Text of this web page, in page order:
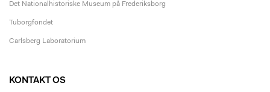
Det Nationalhistoriske Museum på Frederiksborg
Tuborgfondet
Carlsberg Laboratorium
KONTAKT OS